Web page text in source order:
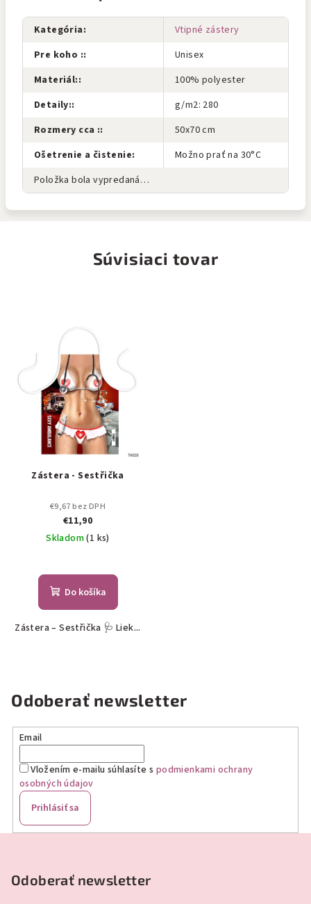
Kategória:
Vtipné zástery
Pre koho ::
Unisex
Materiál::
100% polyester
Detaily::
g/m2: 280
Rozmery cca ::
50x70 cm
Ošetrenie a čistenie:
Možno prať na 30°C
Položka bola vypredaná…
Súvisiaci tovar
Zástera - Sestřička
€9,67 bez DPH
€11,90
Skladom(1 ks)
Do košíka
Zástera – Sestřička 🩺 Liek...
Odoberať newsletter
Email
Vložením e-mailu súhlasíte s podmienkami ochrany
osobných údajov
Prihlásiť sa
Odoberať newsletter